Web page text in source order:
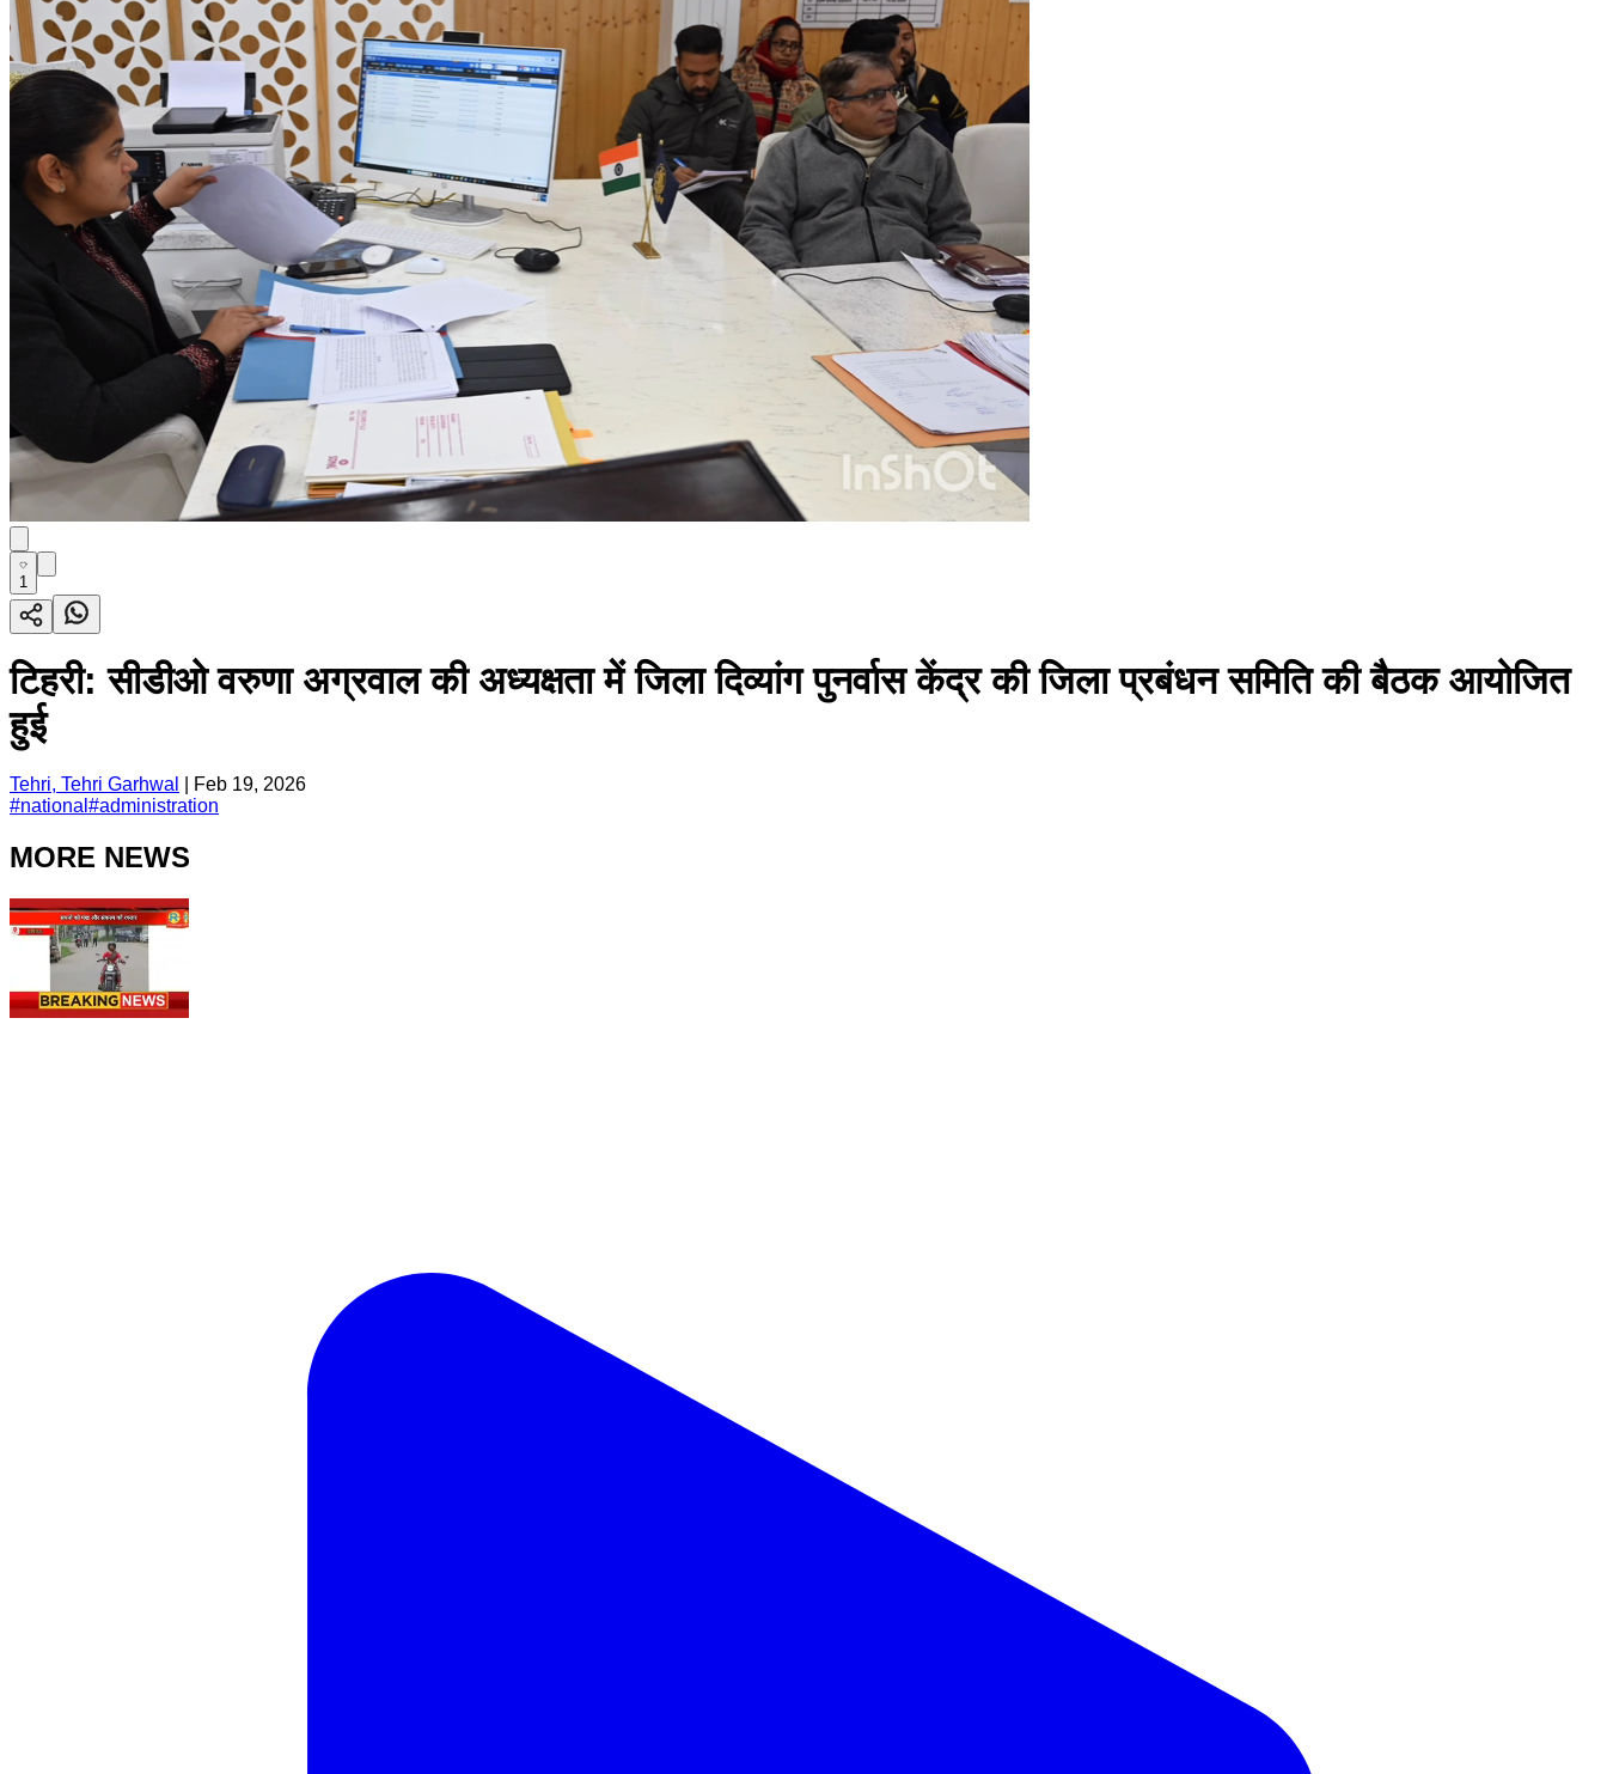
1
टिहरी: सीडीओ वरुणा अग्रवाल की अध्यक्षता में जिला दिव्यांग पुनर्वास केंद्र की जिला प्रबंधन समिति की बैठक आयोजित
हुई
Tehri, Tehri Garhwal
Feb 19, 2026
#national #administration
MORE NEWS